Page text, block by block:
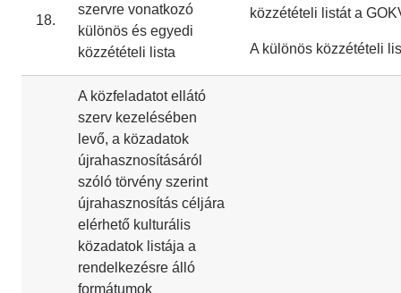
18.
szervre vonatkozó
különös és egyedi
közzétételi lista
közzétételi listát a
A különös közzétételi
A közfeladatot ellátó
szerv kezelésében
levő, a közadatok
újrahasznosításáról
szóló törvény szerint
újrahasznosítás céljára
elérhető kulturális
közadatok listája a
rendelkezésre álló
formátumok